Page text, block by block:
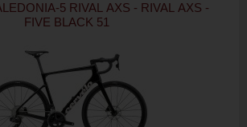
5 RIVAL AXS - RIVAL AXS -
FIVE BLACK 51